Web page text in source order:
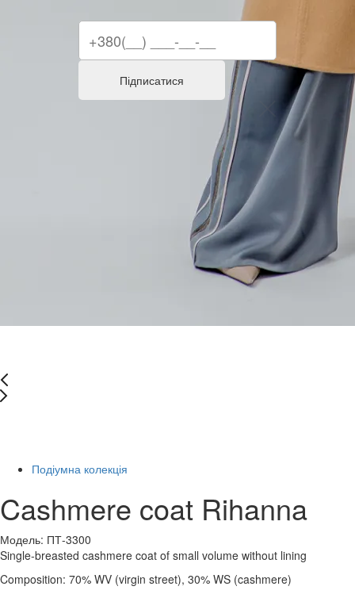
Подіумна колекція
Cashmere coat Rihanna
Модель: ПТ-3300
Single-breasted cashmere coat of small volume without lining
Composition: 70% WV (virgin street), 30% WS (cashmere)
Підписатися